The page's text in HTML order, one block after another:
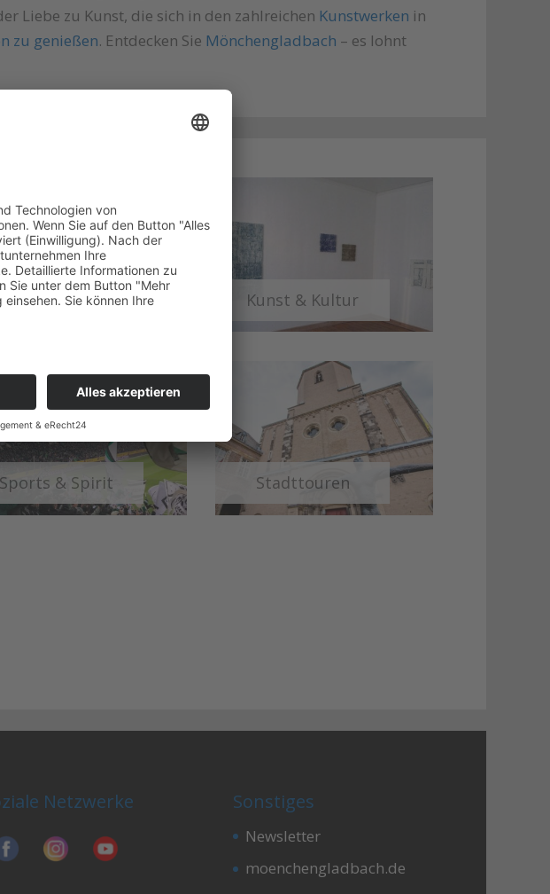
Liebe zu Kunst, die sich in den zahlreichen Kunstwerken in
zu genießen. Entdecken Sie Mönchengladbach – es lohnt
&
Kunst & Kultur
Sports & Spirit Stadttouren
Netzwerke Sonstiges
Newsletter
moenchengladbach.de